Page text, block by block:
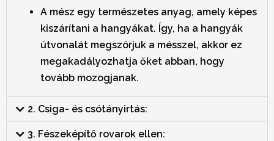
A mész egy természetes anyag, amely képes
kiszárítani a hangyákat. Így, ha a hangyák
útvonalát megszórjuk a mésszel, akkor ez
megakadályozhatja őket abban, hogy
tovább mozogjanak.
2. Csiga- és csótányirtás:
3. Fészeképítő rovarok ellen: